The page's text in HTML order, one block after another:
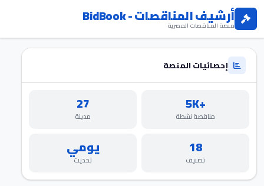
أرشيف المناقصات - BidBook
منصة المناقصات المصرية
إحصائيات المنصة
+5K
مناقصة نشطة
27
مدينة
18
تصنيف
يومي
تحديث